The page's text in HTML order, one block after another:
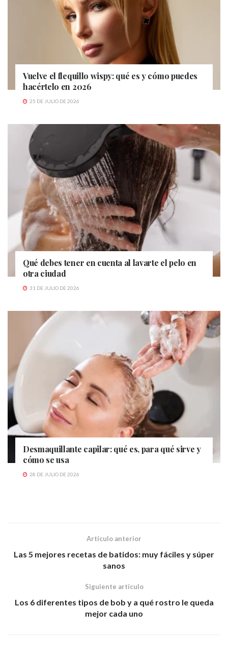
Vuelve el flequillo wispy: qué es y cómo puedes
hacértelo en 2026
25 DE JULIO DE 2026
Qué debes tener en cuenta al lavarte el pelo en
otra ciudad
31 DE JULIO DE 2026
Desmaquillante capilar: qué es, para qué sirve y
cómo se usa
28 DE JULIO DE 2026
Artículo anterior
Las 5 mejores recetas de batidos: muy fáciles y súper
sanos
Siguiente artículo
Los 6 diferentes tipos de bob y a qué rostro le queda
mejor cada uno